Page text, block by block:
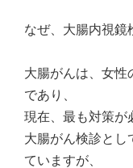
なぜ、大腸内視鏡
大腸がんは、女性
であり、
現在、最も対策が
大腸がん検診とし
ていますが、